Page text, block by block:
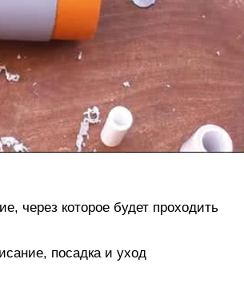
через которое будет проходить
посадка и уход